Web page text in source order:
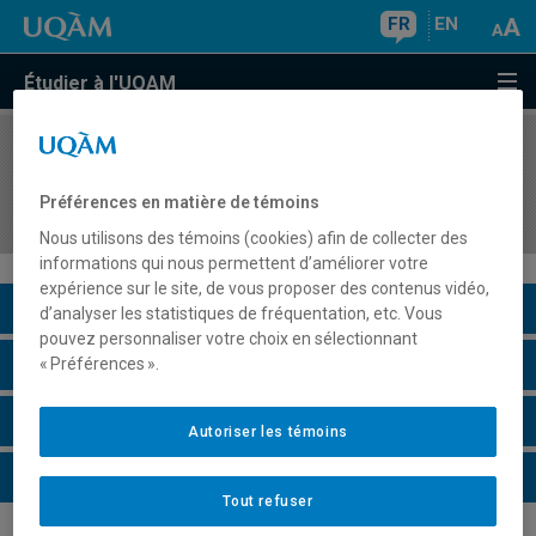
FR EN
Étudier à l'UQAM
COURS//
siècles
Description du cours
Horaire - Été 2026
Horaire - Automne 2026
Horaire - Hiver 2027
Préférences en matière de témoins
Nous utilisons des témoins (cookies) afin de collecter des
informations qui nous permettent d’améliorer votre
expérience sur le site, de vous proposer des contenus vidéo,
d’analyser les statistiques de fréquentation, etc. Vous
pouvez personnaliser votre choix en sélectionnant
« Préférences ».
Tout refuser
Autoriser les témoins